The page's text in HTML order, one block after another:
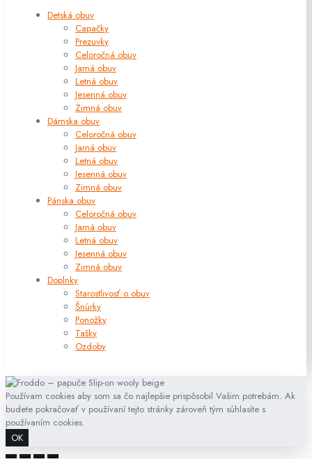
Detská obuv
Capačky
Prezuvky
Celoročná obuv
Jarná obuv
Letná obuv
Jesenná obuv
Zimná obuv
Dámska obuv
Celoročná obuv
Jarná obuv
Letná obuv
Jesenná obuv
Zimná obuv
Pánska obuv
Celoročná obuv
Jarná obuv
Letná obuv
Jesenná obuv
Zimná obuv
Doplnky
Starostlivosť o obuv
Šnúrky
Ponožky
Tašky
Ozdoby
Používam cookies aby som sa čo najlepšie prispôsobil Vašim potrebám. Ak
budete pokračovať v používaní tejto stránky zároveň tým súhlasíte s
používaním cookies.
OK